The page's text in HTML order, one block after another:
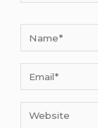
Website